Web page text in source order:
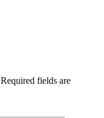
Required fields are